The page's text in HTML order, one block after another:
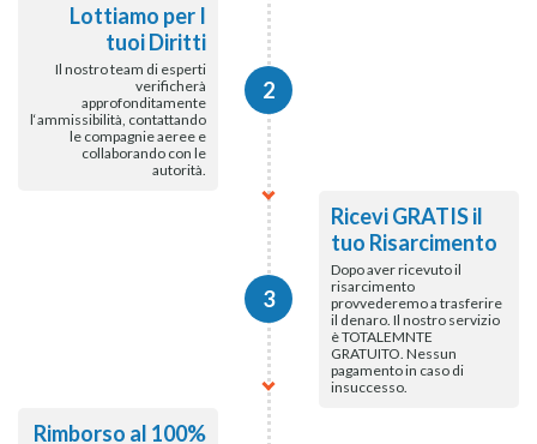
Lottiamo per I
tuoi Diritti
Il nostro team di esperti
verificherà
approfonditamente
l‘ammissibilità, contattando
le compagnie aeree e
collaborando con le
autorità.
2
3
Ricevi GRATIS il
tuo Risarcimento
Dopo aver ricevuto il
risarcimento
provvederemo a trasferire
il denaro. Il nostro servizio
è TOTALEMNTE
GRATUITO. Nessun
pagamento in caso di
insuccesso.
Rimborso al 100%